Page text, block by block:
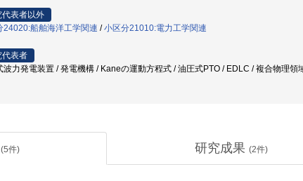
代表者以外
24020:船舶海洋工学関連 /小区分21010:電力工学関連
代表者
波力発電装置 / 発電機構 / Kaneの運動方程式 / 油圧式PTO / EDLC / 複合物理
(5件) 研究成果 (2件)